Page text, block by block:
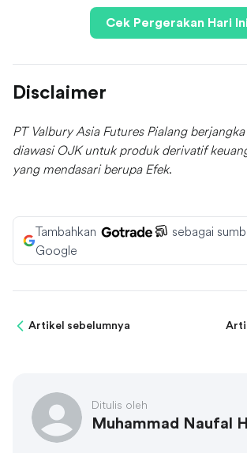
Cek Pergerakan Hari
Disclaimer
PT Valbury Asia Futures Pialang
diawasi OJK untuk produk derivatif
yang mendasari berupa Efek.
Tambahkan
sebagai
Google
Artikel sebelumnya
Ditulis oleh
Muhammad Naufal